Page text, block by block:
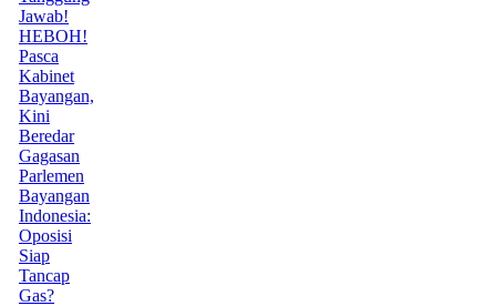
Jawab!
HEBOH!
Pasca
Kabinet
Bayangan,
Kini
Beredar
Gagasan
Parlemen
Bayangan
Indonesia:
Oposisi
Siap
Tancap
Gas?